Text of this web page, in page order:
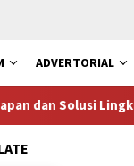
ADVERTORIAL
Piala